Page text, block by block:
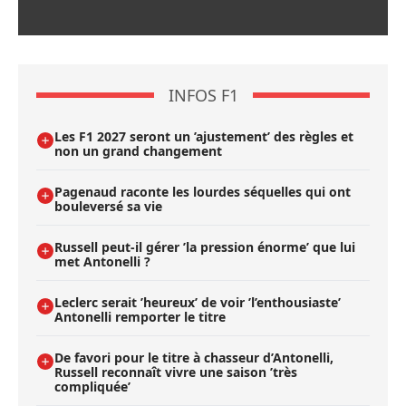
INFOS F1
Les F1 2027 seront un ’ajustement’ des règles et
non un grand changement
Pagenaud raconte les lourdes séquelles qui ont
bouleversé sa vie
Russell peut-il gérer ’la pression énorme’ que lui
met Antonelli ?
Leclerc serait ’heureux’ de voir ’l’enthousiaste’
Antonelli remporter le titre
De favori pour le titre à chasseur d’Antonelli,
Russell reconnaît vivre une saison ’très
compliquée’